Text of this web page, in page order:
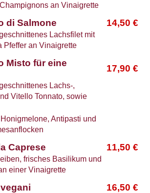
an Vinaigrette
di Salmone 14,50 €
Lachsfilet mit
Pfeffer an Vinaigrette
Misto für eine
17,90 €
Lachs-,
Vitello Tonnato, sowie
Antipasti und
Caprese 11,50 €
frisches Basilikum und
einer Vinaigrette
16,50 €